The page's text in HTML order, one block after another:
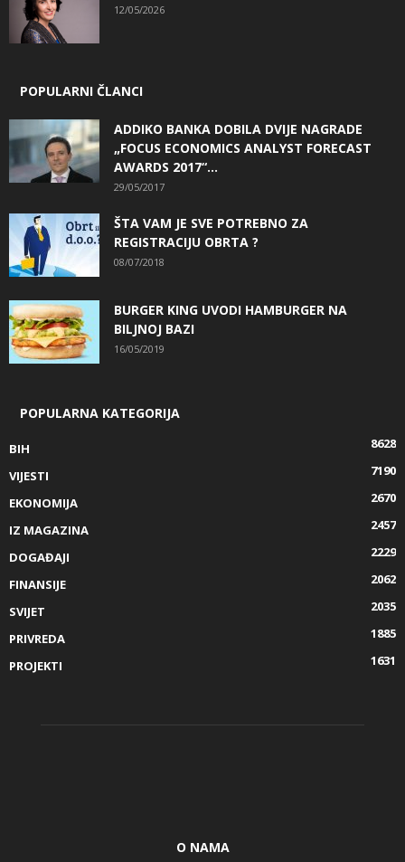
12/05/2026
POPULARNI ČLANCI
ADDIKO BANKA DOBILA DVIJE NAGRADE
„FOCUS ECONOMICS ANALYST FORECAST
AWARDS 2017“...
29/05/2017
ŠTA VAM JE SVE POTREBNO ZA
REGISTRACIJU OBRTA ?
08/07/2018
BURGER KING UVODI HAMBURGER NA
BILJNOJ BAZI
16/05/2019
POPULARNA KATEGORIJA
BIH
8628
VIJESTI
7190
EKONOMIJA
2670
IZ MAGAZINA
2457
DOGAĐAJI
2229
FINANSIJE
2062
SVIJET
2035
PRIVREDA
1885
PROJEKTI
1631
O NAMA